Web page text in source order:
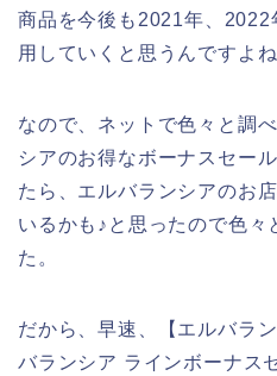
商品を今後も2021年、2022
用していくと思うんですよ
なので、ネットで色々と調
シアのお得なボーナスセー
たら、エルバランシアのお
いるかも♪と思ったので色々
た。
だから、早速、【エルバラ
バランシア ラインボーナス